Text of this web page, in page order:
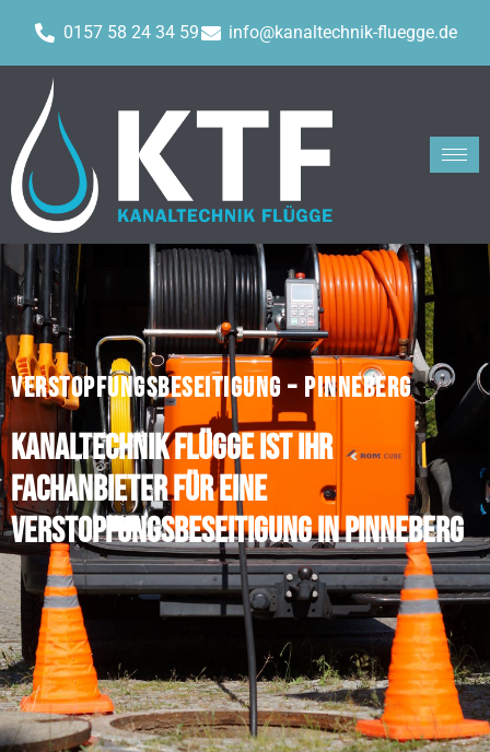
0157 58 24 34 59 info@kanaltechnik-fluegge.de
VERSTOPFUNGSBESEITIGUNG – PINNEBERG
Kanaltechnik Flügge ist Ihr
Fachanbieter für eine
Verstopfungsbeseitigung in Pinneberg